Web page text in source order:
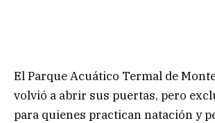
El Parque Acuático Termal de
volvió a abrir sus puertas, pero
para quienes practican natación y